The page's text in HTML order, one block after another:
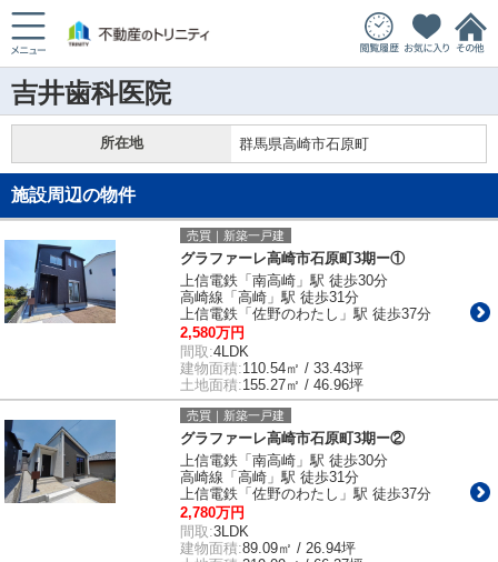
吉井歯科医院
所在地 群馬県高崎市石原町
施設周辺の物件
売買｜新築一戸建
グラファーレ高崎市石原町3期ー①
上信電鉄「南高崎」駅 徒歩30分
高崎線「高崎」駅 徒歩31分
上信電鉄「佐野のわたし」駅 徒歩37分
2,580万円
間取:4LDK
建物面積:110.54㎡ / 33.43坪
土地面積:155.27㎡ / 46.96坪
売買｜新築一戸建
グラファーレ高崎市石原町3期ー②
上信電鉄「南高崎」駅 徒歩30分
高崎線「高崎」駅 徒歩31分
上信電鉄「佐野のわたし」駅 徒歩37分
2,780万円
間取:3LDK
建物面積:89.09㎡ / 26.94坪